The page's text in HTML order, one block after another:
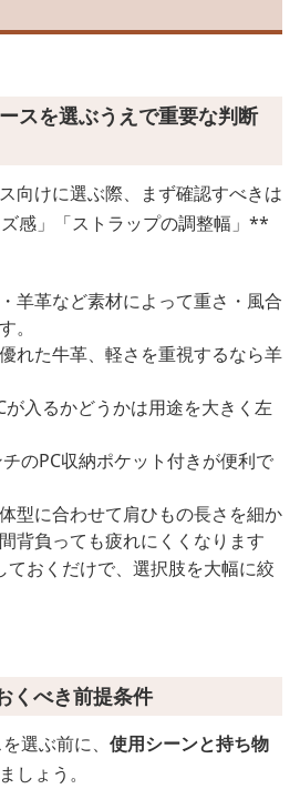
スを選ぶうえで重要な判断
向けに選ぶ際、まず確認すべきは
感」「ストラップの調整幅」**
羊革など素材によって重さ・風合
。
れた牛革、軽さを重視するなら羊
が入るかどうかは用途を大きく左
のPC収納ポケット付きが便利で
体型に合わせて肩ひもの長さを細か
背負っても疲れにくくなります
ておくだけで、選択肢を大幅に絞
くべき前提条件
選ぶ前に、 使用シーンと持ち物
しょう。